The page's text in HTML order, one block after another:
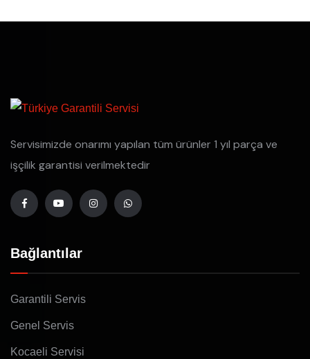
Servisimizde onarımı yapılan tüm ürünler 1 yıl parça ve
işçilik garantisi verilmektedir
Bağlantılar
Garantili Servis
Genel Servis
Kocaeli Servisi